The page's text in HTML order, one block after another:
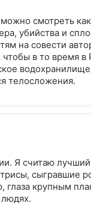
смотреть
убийства и
на совести
в то время
телосложения.
Я считаю
сыгравшие
глаза крупным